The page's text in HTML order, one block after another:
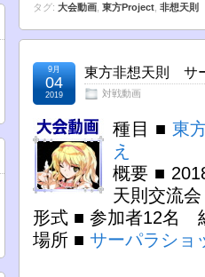
タグ: 大会動画 東方Project 非想天則
東方非想天則 サ
対戦動画
9月
04
2019
種目 ■ 東
え
概要 ■
天則交流会
形式 ■ 参加者12名
場所 ■ サーパラショ